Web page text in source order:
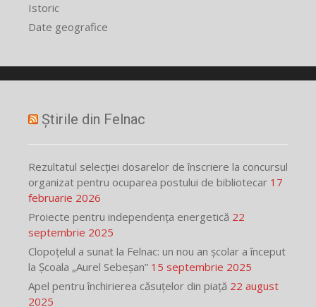
Istoric
Date geografice
Știrile din Felnac
Rezultatul selecției dosarelor de înscriere la concursul
organizat pentru ocuparea postului de bibliotecar 17
februarie 2026
Proiecte pentru independența energetică 22
septembrie 2025
Clopoțelul a sunat la Felnac: un nou an școlar a început
la Școala „Aurel Sebeșan” 15 septembrie 2025
Apel pentru închirierea căsuțelor din piață 22 august
2025